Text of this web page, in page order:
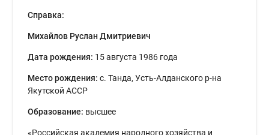
Справка:
Михайлов Руслан Дмитриевич
Дата рождения: 15 августа 1986 года
Место рождения:с. Танда, Усть-Алданского р-на
Якутской АССР
Образование: высшее
«Российская академия народного хозяйства и